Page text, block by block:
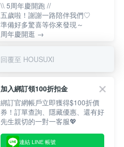
\\ 5周年慶開跑 //
五歲啦！謝謝一路陪伴我們♡
準備好多驚喜等你來發現～
周年慶開逛 →
回覆至 HOUSUXI
加入綁訂領100折扣金
綁訂官網帳戶立即獲得$100折價
券！訂單查詢、隱藏優惠、還有好
先生親切的一對一客服💖
連結 LINE 帳號